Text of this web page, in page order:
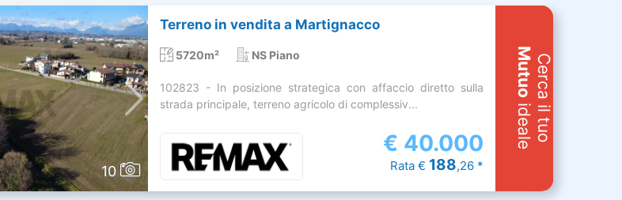
10
Terreno in vendita a Martignacco
5720m² NS Piano
102823 - In posizione strategica con affaccio diretto sulla
strada principale, terreno agricolo di complessiv...
€ 40.000
Rata € 188,26 *
Cerca il tuo
Mutuo
ideale